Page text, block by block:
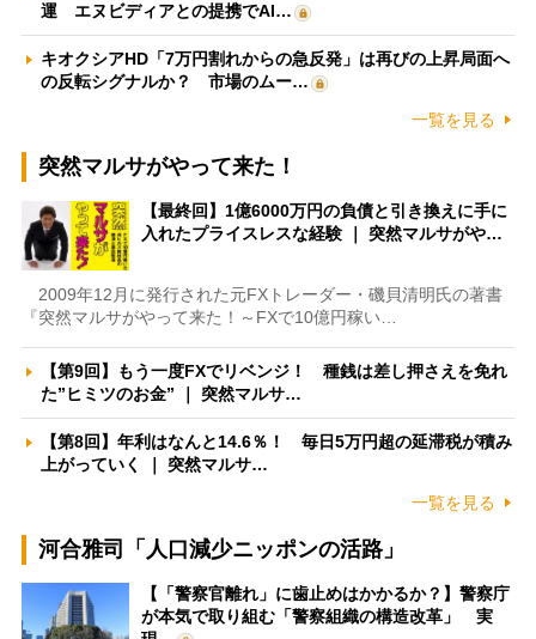
運 エヌビディアとの提携でAI…
キオクシアHD「7万円割れからの急反発」は再びの上昇局面へ
の反転シグナルか？ 市場のムー…
一覧を見る
突然マルサがやって来た！
【最終回】1億6000万円の負債と引き換えに手に
入れたプライスレスな経験 ｜ 突然マルサがや…
2009年12月に発行された元FXトレーダー・磯貝清明氏の著書
『突然マルサがやって来た！～FXで10億円稼い…
【第9回】もう一度FXでリベンジ！ 種銭は差し押さえを免れ
た”ヒミツのお金” ｜ 突然マルサ…
【第8回】年利はなんと14.6％！ 毎日5万円超の延滞税が積み
上がっていく ｜ 突然マルサ…
一覧を見る
河合雅司「人口減少ニッポンの活路」
【「警察官離れ」に歯止めはかかるか？】警察庁
が本気で取り組む「警察組織の構造改革」 実